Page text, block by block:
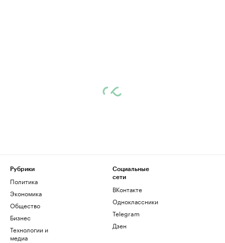
Рубрики
Политика
Экономика
Общество
Бизнес
Технологии и
медиа
Социальные
сети
ВКонтакте
Одноклассники
Telegram
Дзен